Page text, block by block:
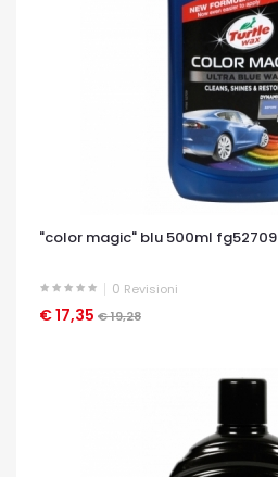
"color magic" blu 500ml fg52709
0 Revisioni
€ 17,35 € 19,28
OCCHIATA VELOCE